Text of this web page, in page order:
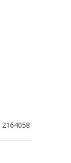
2164058